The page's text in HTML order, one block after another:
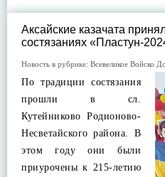
Аксайские казачата
состязаниях «Пластун-
Новость в рубрике: Всевеликое Войско
По традиции состязания
прошли в сл.
Кутейниково Родионово-
Несветайского района. В
этом году они были
приурочены к 215-летию